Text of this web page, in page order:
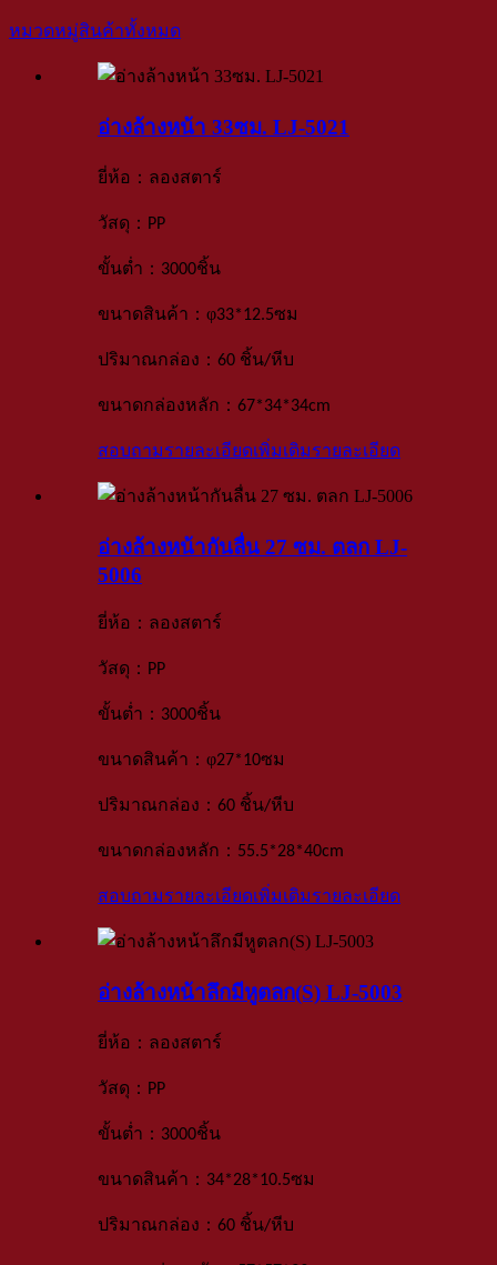
หมวดหมู่สินค้าทั้งหมด
อ่างล้างหน้า 33ซม. LJ-5021
ยี่ห้อ ： ลองสตาร์
วัสดุ ： PP
ขั้นต่ำ ： 3000ชิ้น
ขนาดสินค้า ： φ33*12.5ซม
ปริมาณกล่อง ： 60 ชิ้น/หีบ
ขนาดกล่องหลัก ： 67*34*34cm
สอบถามรายละเอียดเพิ่มเติมรายละเอียด
อ่างล้างหน้ากันลื่น 27 ซม. ตลก LJ-
5006
ยี่ห้อ ： ลองสตาร์
วัสดุ ： PP
ขั้นต่ำ ： 3000ชิ้น
ขนาดสินค้า ： φ27*10ซม
ปริมาณกล่อง ： 60 ชิ้น/หีบ
ขนาดกล่องหลัก ： 55.5*28*40cm
สอบถามรายละเอียดเพิ่มเติมรายละเอียด
อ่างล้างหน้าลึกมีหูตลก(S) LJ-5003
ยี่ห้อ ： ลองสตาร์
วัสดุ ： PP
ขั้นต่ำ ： 3000ชิ้น
ขนาดสินค้า ： 34*28*10.5ซม
ปริมาณกล่อง ： 60 ชิ้น/หีบ